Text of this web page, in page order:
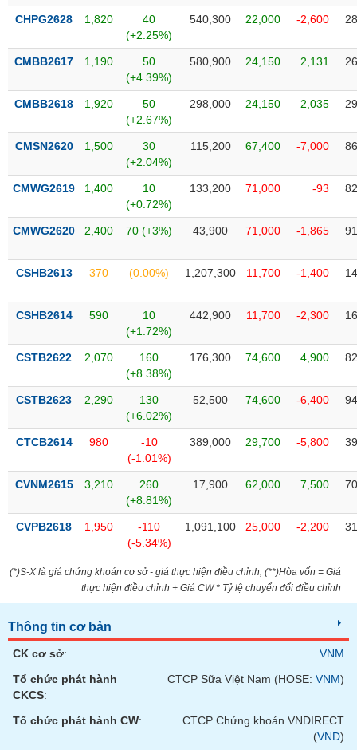
CHPG2628 1,820
40
(+2.25%)
540,300 22,000 -2,600
CMBB2617 1,190
50
(+4.39%)
580,900 24,150 2,131
CMBB2618 1,920
50
(+2.67%)
298,000 24,150 2,035
CMSN2620 1,500
30
(+2.04%)
115,200 67,400 -7,000
CMWG2619 1,400
10
(+0.72%)
133,200 71,000 -93
CMWG2620 2,400 70 (+3%) 43,900 71,000 -1,865
CSHB2613 370 (0.00%) 1,207,300 11,700 -1,400
CSHB2614 590
10
(+1.72%)
442,900 11,700 -2,300
CSTB2622 2,070
160
(+8.38%)
176,300 74,600 4,900
CSTB2623 2,290
130
(+6.02%)
52,500 74,600 -6,400
CTCB2614 980
-10
(-1.01%)
389,000 29,700 -5,800
CVNM2615 3,210
260
(+8.81%)
17,900 62,000 7,500
CVPB2618 1,950
-110
(-5.34%)
1,091,100 25,000 -2,200
(*)S-X là giá chứng khoán cơ sở - giá thực hiện điều chỉnh; (**)Hòa vốn = Giá
thực hiện điều chỉnh + Giá CW * Tỷ lệ chuyển đổi điều chỉnh
Thông tin cơ bản
CK cơ sở:
VNM
Tổ chức phát hành
CKCS:
CTCP Sữa Việt Nam (HOSE: VNM)
Tổ chức phát hành CW:
CTCP Chứng khoán VNDIRECT
(VND)
THÔNG
TIỆN
ÍCH
BẤT
SẢN
Mã
chứng
(-)
Cổ phiếu Chỉ số
đạo
(-)
Tất cả Người nội bộ Người liên quan Cổ đông lớn
Tin
tức
của
giả
cáo
phân
(-)